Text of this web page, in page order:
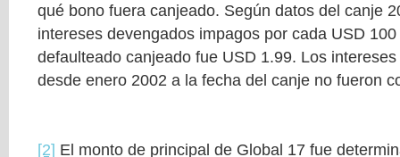
qué bono fuera canjeado. Según datos del canje
intereses devengados impagos por cada USD
defaulteado canjeado fue USD 1.99. Los
desde enero 2002 a la fecha del canje no fueron
[2] El monto de principal de Global 17 fue